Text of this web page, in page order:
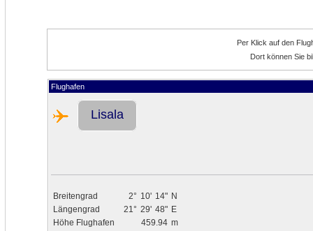
Per Klick auf den
Dort können Sie
Flughafen
Lisala
Breitengrad 2° 10' 14" N
Längengrad
21° 29' 48" E
Höhe Flughafen
459.94 m